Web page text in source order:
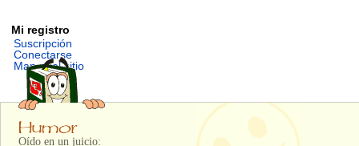
Mi registro
Suscripción
Conectarse
Mapa del sitio
Oído en un juicio: